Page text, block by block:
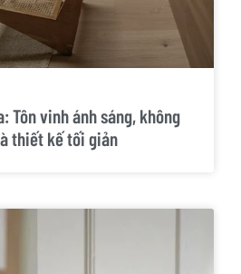
Tôn vinh ánh sáng, không
thiết kế tối giản